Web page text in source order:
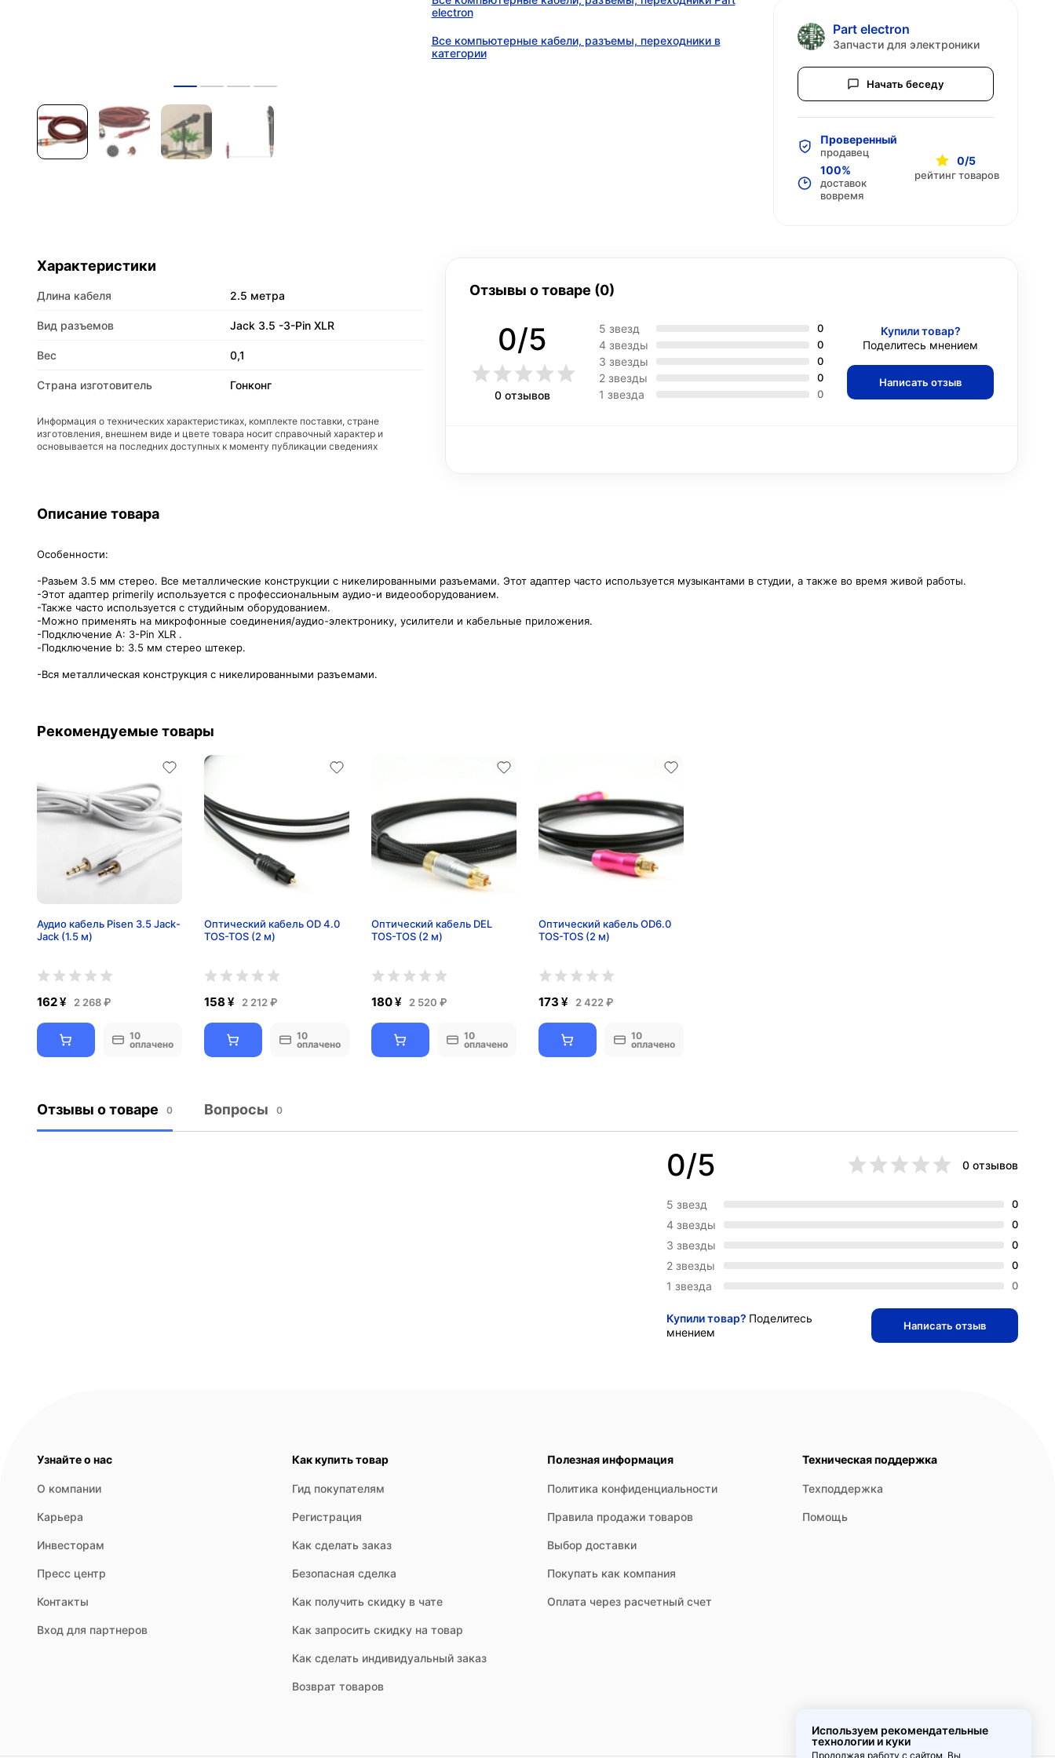
electron
Все компьютерные кабели, разъемы, переходники в
категории
Part electron
Запчасти для электроники
Начать беседу
Проверенный
продавец
100%
доставок
вовремя
0/5
рейтинг товаров
Характеристики
Длина кабеля 2.5 метра
Вид разъемов Jack 3.5 -3-Pin XLR
Вес 0,1
Страна изготовитель Гонконг
Информация о технических характеристиках, комплекте поставки, стране
изготовления, внешнем виде и цвете товара носит справочный характер и
основывается на последних доступных к моменту публикации сведениях
Отзывы о товаре (0)
0/5
0 отзывов
5 звезд 0
4 звезды 0
3 звезды 0
2 звезды 0
1 звезда 0
Купили товар?
Поделитесь мнением
Написать отзыв
Описание товара
Особенности:
-Разьем 3.5 мм стерео. Все металлические конструкции с никелированными разъемами. Этот адаптер часто используется музыкантами в студии, а также во время живой работы.
-Этот адаптер primerily используется с профессиональным аудио-и видеооборудованием.
-Также часто используется с студийным оборудованием.
-Можно применять на микрофонные соединения/аудио-электронику, усилители и кабельные приложения.
-Подключение A: 3-Pin XLR .
-Подключение b: 3.5 мм стерео штекер.
-Вся металлическая конструкция с никелированными разъемами.
Рекомендуемые товары
Аудио кабель Pisen 3.5 Jack-
Jack (1.5 м)
162 ¥ 2 268 ₽
10
оплачено
Оптический кабель OD 4.0
TOS-TOS (2 м)
158 ¥ 2 212 ₽
10
оплачено
Оптический кабель DEL
TOS-TOS (2 м)
180 ¥ 2 520 ₽
10
оплачено
Оптический кабель OD6.0
TOS-TOS (2 м)
173 ¥ 2 422 ₽
10
оплачено
Отзывы о товаре 0 Вопросы 0
0/5 0 отзывов
5 звезд 0
4 звезды 0
3 звезды 0
2 звезды 0
1 звезда 0
Купили товар? Поделитесь
мнением
Написать отзыв
Узнайте о нас
О компании
Карьера
Инвесторам
Пресс центр
Контакты
Вход для партнеров
Как купить товар
Гид покупателям
Регистрация
Как сделать заказ
Безопасная сделка
Как получить скидку в чате
Как запросить скидку на товар
Как сделать индивидуальный заказ
Возврат товаров
Полезная информация
Политика конфиденциальности
Правила продажи товаров
Выбор доставки
Покупать как компания
Оплата через расчетный счет
Техническая поддержка
Техподдержка
Помощь
Используем рекомендательные
технологии и куки
Продолжая работу с сайтом, Вы